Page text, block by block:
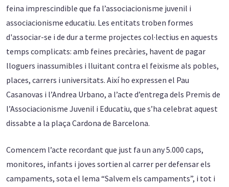
feina imprescindible que fa l’associacionisme juvenil i
associacionisme educatiu. Les entitats troben formes
d'associar-se i de dur a terme projectes col·lectius en aquests
temps complicats: amb feines precàries, havent de pagar
lloguers inassumibles i lluitant contra el feixisme als pobles,
places, carrers i universitats. Així ho expressen el Pau
Casanovas i l’Andrea Urbano, a l’acte d’entrega dels Premis de
l’Associacionisme Juvenil i Educatiu, que s’ha celebrat aquest
dissabte a la plaça Cardona de Barcelona.
Comencem l’acte recordant que just fa un any 5.000 caps,
monitores, infants i joves sortien al carrer per defensar els
campaments, sota el lema “Salvem els campaments”, i tot i